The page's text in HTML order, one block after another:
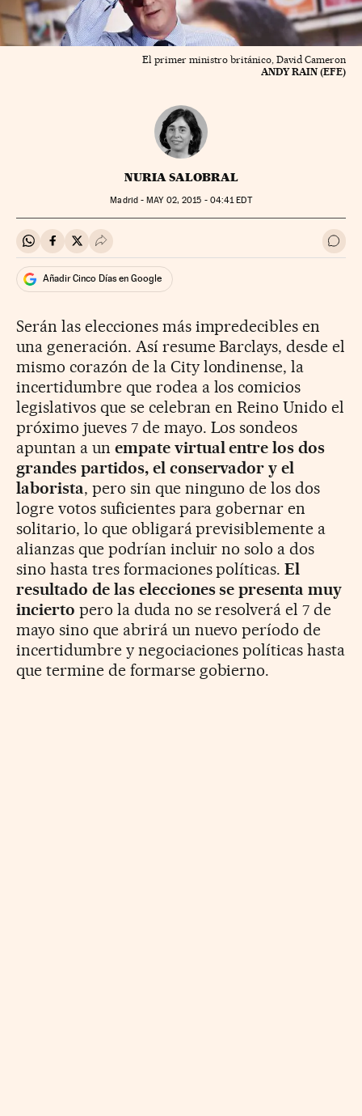
El primer ministro británico, David Cameron
ANDY RAIN (EFE)
NURIA SALOBRAL
Madrid -MAY02, 2015 - 04:41EDT
Compartir en Whatsapp
Compartir en Facebook
Compartir en Twitter
Desplegar Redes Sociales Ir a
Añadir Cinco Días en Google
Serán las elecciones más impredecibles en
una generación. Así resume Barclays, desde el
mismo corazón de la City londinense, la
incertidumbre que rodea a los comicios
legislativos que se celebran en Reino Unido el
próximo jueves 7 de mayo. Los sondeos
apuntan a un empate virtual entre los dos
grandes partidos, el conservador y el
laborista, pero sin que ninguno de los dos
logre votos suficientes para gobernar en
solitario, lo que obligará previsiblemente a
alianzas que podrían incluir no solo a dos
sino hasta tres formaciones políticas.El
resultado de las elecciones se presenta muy
incierto pero la duda no se resolverá el 7 de
mayo sino que abrirá un nuevo período de
incertidumbre y negociaciones políticas hasta
que termine de formarse gobierno.